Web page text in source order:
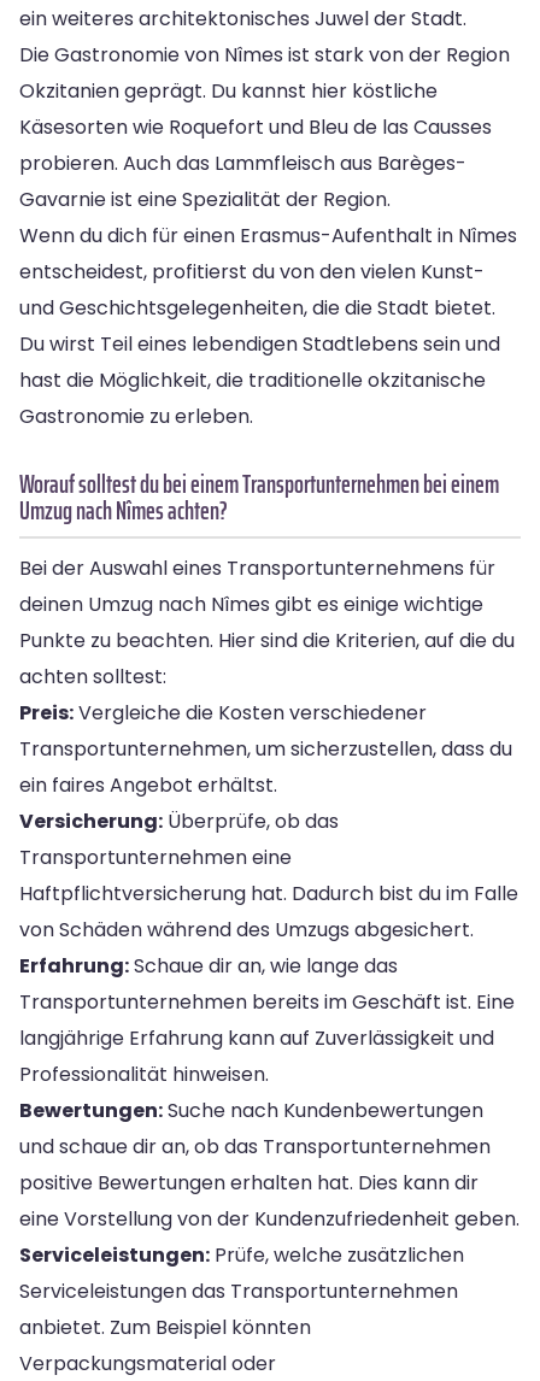
ein weiteres architektonisches Juwel der Stadt.
Die Gastronomie von Nîmes ist stark von der Region
Okzitanien geprägt. Du kannst hier köstliche
Käsesorten wie Roquefort und Bleu de las Causses
probieren. Auch das Lammfleisch aus Barèges-
Gavarnie ist eine Spezialität der Region.
Wenn du dich für einen Erasmus-Aufenthalt in Nîmes
entscheidest, profitierst du von den vielen Kunst-
und Geschichtsgelegenheiten, die die Stadt bietet.
Du wirst Teil eines lebendigen Stadtlebens sein und
hast die Möglichkeit, die traditionelle okzitanische
Gastronomie zu erleben.
Worauf solltest du bei einem Transportunternehmen bei einem
Umzug nach Nîmes achten?
Bei der Auswahl eines Transportunternehmens für
deinen Umzug nach Nîmes gibt es einige wichtige
Punkte zu beachten. Hier sind die Kriterien, auf die du
achten solltest:
Preis:Vergleiche die Kosten verschiedener
Transportunternehmen, um sicherzustellen, dass du
ein faires Angebot erhältst.
Versicherung: Überprüfe, ob das
Transportunternehmen eine
Haftpflichtversicherung hat. Dadurch bist du im Falle
von Schäden während des Umzugs abgesichert.
Erfahrung:Schaue dir an, wie lange das
Transportunternehmen bereits im Geschäft ist. Eine
langjährige Erfahrung kann auf Zuverlässigkeit und
Professionalität hinweisen.
Bewertungen:Suche nach Kundenbewertungen
und schaue dir an, ob das Transportunternehmen
positive Bewertungen erhalten hat. Dies kann dir
eine Vorstellung von der Kundenzufriedenheit geben.
Serviceleistungen: Prüfe, welche zusätzlichen
Serviceleistungen das Transportunternehmen
anbietet. Zum Beispiel könnten
Verpackungsmaterial oder